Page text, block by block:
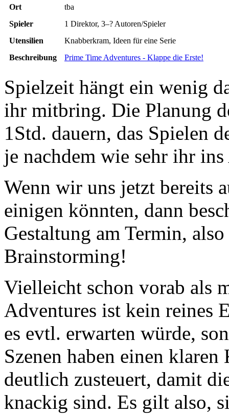
Ort
tba
Spieler
1 Direktor, 3–? Autoren/Spieler
Utensilien
Knabberkram, Ideen für eine Serie
Beschreibung
Prime Time Adventures - Klappe die Erste!
Spielzeit hängt ein wenig
ihr mitbring. Die Planung
1Std. dauern, das Spielen
je nachdem wie sehr ihr
Wenn wir uns jetzt bereits
einigen könnten, dann
Gestaltung am Termin,
Brainstorming!
Vielleicht schon vorab als
Adventures ist kein reines
es evtl. erwarten würde,
Szenen haben einen
deutlich zusteuert, damit
knackig sind. Es gilt also,